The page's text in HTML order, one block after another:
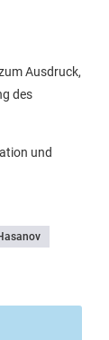
Ausdruck,
des
und